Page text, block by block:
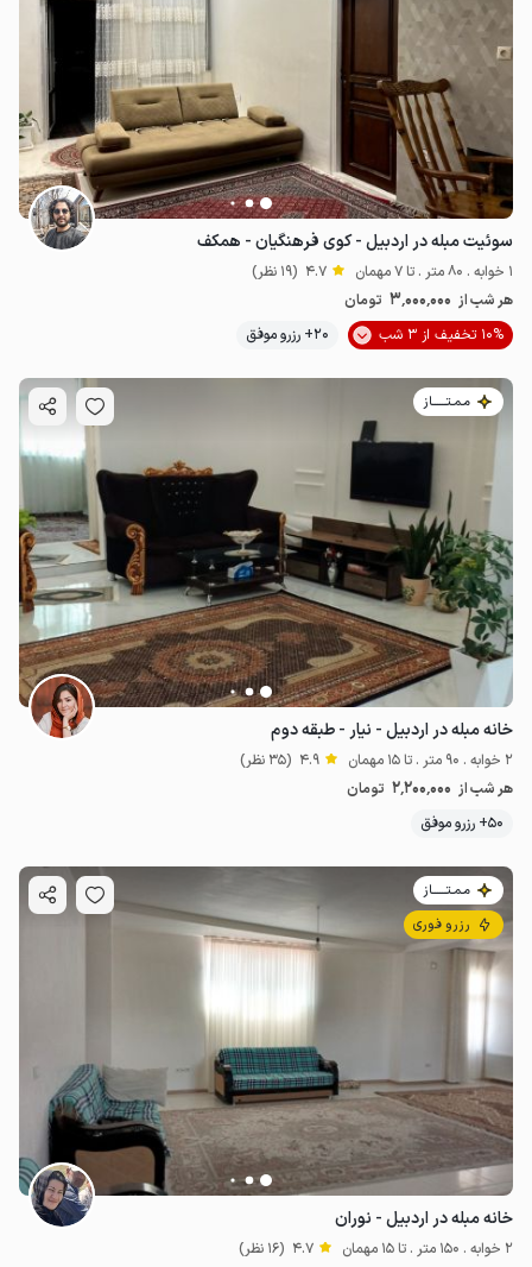
سوئیت مبله در اردبیل - کوی فرهنگیان - همکف
1 خوابه . 80 متر . تا 7 مهمان 4.7 (19 نظر)
هر شب از 3٬000٬000 تومان
10% تخفیف از 3 شب
20+ رزرو موفق
مـمـتــــــاز
خانه مبله در اردبیل - نیار - طبقه دوم
2 خوابه . 90 متر . تا 15 مهمان 4.9 (35 نظر)
هر شب از 2٬200٬000 تومان
50+ رزرو موفق
مـمـتــــــاز
رزرو فوری
خانه مبله در اردبیل - نوران
2 خوابه . 150 متر . تا 15 مهمان 4.7 (16 نظر)